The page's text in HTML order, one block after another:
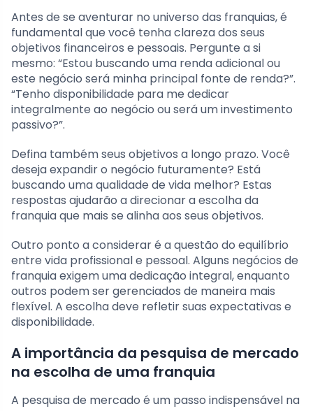
Antes de se aventurar no universo das franquias, é
fundamental que você tenha clareza dos seus
objetivos financeiros e pessoais. Pergunte a si
mesmo: “Estou buscando uma renda adicional ou
este negócio será minha principal fonte de renda?”.
“Tenho disponibilidade para me dedicar
integralmente ao negócio ou será um investimento
passivo?”.
Defina também seus objetivos a longo prazo. Você
deseja expandir o negócio futuramente? Está
buscando uma qualidade de vida melhor? Estas
respostas ajudarão a direcionar a escolha da
franquia que mais se alinha aos seus objetivos.
Outro ponto a considerar é a questão do equilíbrio
entre vida profissional e pessoal. Alguns negócios de
franquia exigem uma dedicação integral, enquanto
outros podem ser gerenciados de maneira mais
flexível. A escolha deve refletir suas expectativas e
disponibilidade.
A importância da pesquisa de mercado
na escolha de uma franquia
A pesquisa de mercado é um passo indispensável na